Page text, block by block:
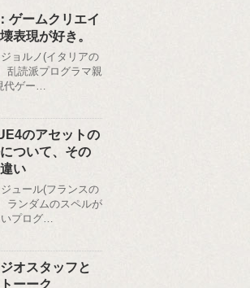
ゲームクリエイ
表現が好き。
ョルノ(イタリアの
乱読派プログラマ親
代ゲー…
のアセットの
ついて、その
い
ュール(フランスの
ランダムのスペルが
プログ…
オスタッフと
ーーク